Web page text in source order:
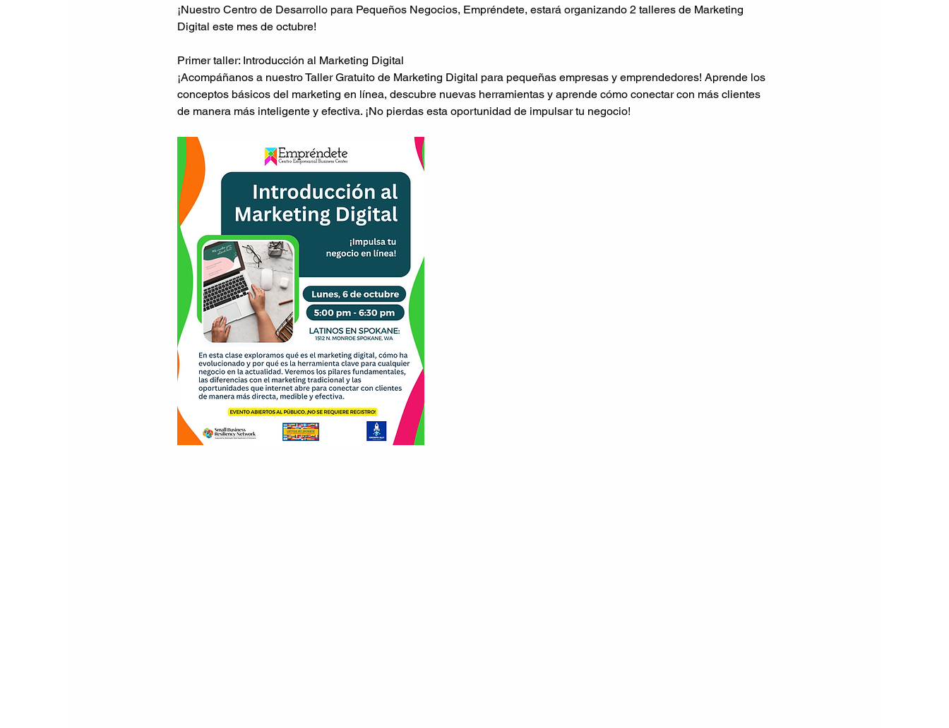
¡Nuestro Centro de Desarrollo para Pequeños Negocios, Empréndete, estará organizando 2 talleres de Marketing
Digital este mes de octubre!
Primer taller: Introducción al Marketing Digital
¡Acompáñanos a nuestro Taller Gratuito de Marketing Digital para pequeñas empresas y emprendedores! Aprende los
conceptos básicos del marketing en línea, descubre nuevas herramientas y aprende cómo conectar con más clientes
de manera más inteligente y efectiva. ¡No pierdas esta oportunidad de impulsar tu negocio!